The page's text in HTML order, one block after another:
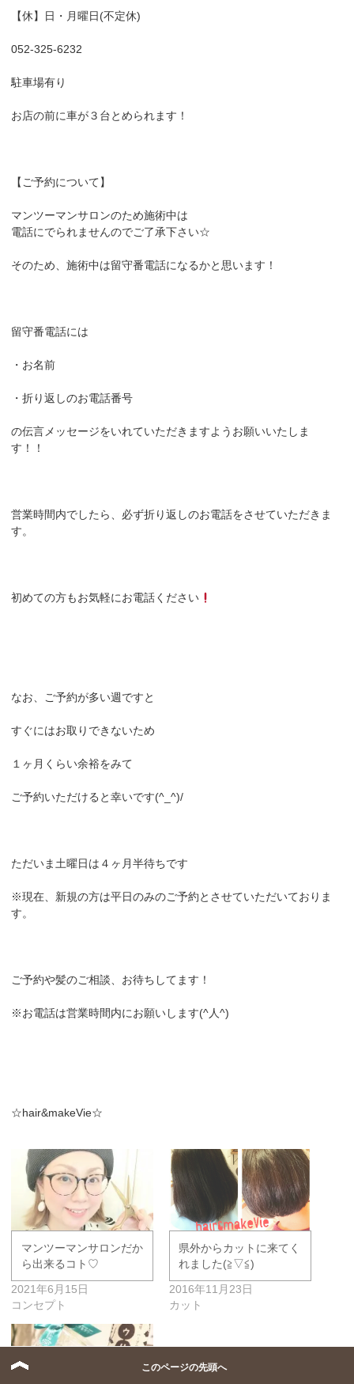
【休】日・月曜日(不定休)
052-325-6232
駐車場有り
お店の前に車が３台とめられます！
【ご予約について】
マンツーマンサロンのため施術中は
電話にでられませんのでご了承下さい☆
そのため、施術中は留守番電話になるかと思います！
留守番電話には
・お名前
・折り返しのお電話番号
の伝言メッセージをいれていただきますようお願いいたしま
す！！
営業時間内でしたら、必ず折り返しのお電話をさせていただきま
す。
初めての方もお気軽にお電話ください
なお、ご予約が多い週ですと
すぐにはお取りできないため
１ヶ月くらい余裕をみて
ご予約いただけると幸いです(^_^)/
ただいま土曜日は４ヶ月半待ちです
※現在、新規の方は平日のみのご予約とさせていただいておりま
す。
ご予約や髪のご相談、お待ちしてます！
※お電話は営業時間内にお願いします(^人^)
☆hair&makeVie☆
マンツーマンサロンだか
ら出来るコト♡
2021年6月15日
コンセプト
県外からカットに来てく
れました(≧▽≦)
2016年11月23日
カット
このページの先頭へ